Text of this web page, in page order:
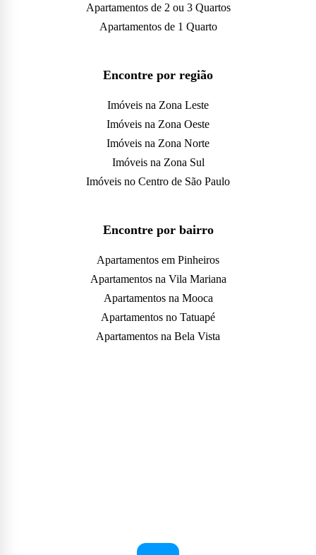
Apartamentos de 2 ou 3 Quartos
Apartamentos de 1 Quarto
Encontre por região
Imóveis na Zona Leste
Imóveis na Zona Oeste
Imóveis na Zona Norte
Imóveis na Zona Sul
Imóveis no Centro de São Paulo
Encontre por bairro
Apartamentos em Pinheiros
Apartamentos na Vila Mariana
Apartamentos na Mooca
Apartamentos no Tatuapé
Apartamentos na Bela Vista